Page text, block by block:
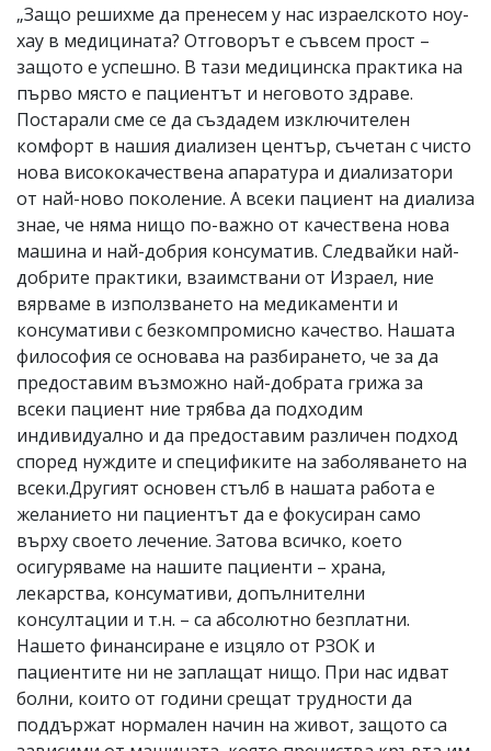
„Защо решихме да пренесем у нас израелското ноу-
хау в медицината? Отговорът е съвсем прост –
защото е успешно. В тази медицинска практика на
първо място е пациентът и неговото здраве.
Постарали сме се да създадем изключителен
комфорт в нашия диализен център, съчетан с чисто
нова висококачествена апаратура и диализатори
от най-ново поколение. А всеки пациент на диализа
знае, че няма нищо по-важно от качествена нова
машина и най-добрия консуматив. Следвайки най-
добрите практики, взаимствани от Израел, ние
вярваме в използването на медикаменти и
консумативи с безкомпромисно качество. Нашата
философия се основава на разбирането, че за да
предоставим възможно най-добрата грижа за
всеки пациент ние трябва да подходим
индивидуално и да предоставим различен подход
според нуждите и спецификите на заболяването на
всеки.Другият основен стълб в нашата работа е
желанието ни пациентът да е фокусиран само
върху своето лечение. Затова всичко, което
осигуряваме на нашите пациенти – храна,
лекарства, консумативи, допълнителни
консултации и т.н. – са абсолютно безплатни.
Нашето финансиране е изцяло от РЗОК и
пациентите ни не заплащат нищо. При нас идват
болни, които от години срещат трудности да
поддържат нормален начин на живот, защото са